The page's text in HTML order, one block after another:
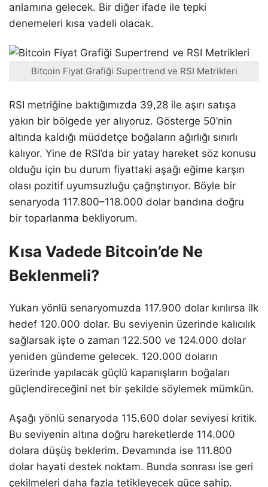
anlamına gelecek. Bir diğer ifade ile tepki
denemeleri kısa vadeli olacak.
Bitcoin Fiyat Grafiği Supertrend ve RSI Metrikleri
RSI metriğine baktığımızda 39,28 ile aşırı satışa
yakın bir bölgede yer alıyoruz. Gösterge 50’nin
altında kaldığı müddetçe boğaların ağırlığı sınırlı
kalıyor. Yine de RSI’da bir yatay hareket söz konusu
olduğu için bu durum fiyattaki aşağı eğime karşın
olası pozitif uyumsuzluğu çağrıştırıyor. Böyle bir
senaryoda 117.800–118.000 dolar bandına doğru
bir toparlanma bekliyorum.
Kısa Vadede Bitcoin’de Ne
Beklenmeli?
Yukarı yönlü senaryomuzda 117.900 dolar kırılırsa ilk
hedef 120.000 dolar. Bu seviyenin üzerinde kalıcılık
sağlarsak işte o zaman 122.500 ve 124.000 dolar
yeniden gündeme gelecek. 120.000 doların
üzerinde yapılacak güçlü kapanışların boğaları
güçlendireceğini net bir şekilde söylemek mümkün.
Aşağı yönlü senaryoda 115.600 dolar seviyesi kritik.
Bu seviyenin altına doğru hareketlerde 114.000
dolara düşüş beklerim. Devamında ise 111.800
dolar hayati destek noktam. Bunda sonrası ise geri
çekilmeleri daha fazla tetikleyecek güce sahip.